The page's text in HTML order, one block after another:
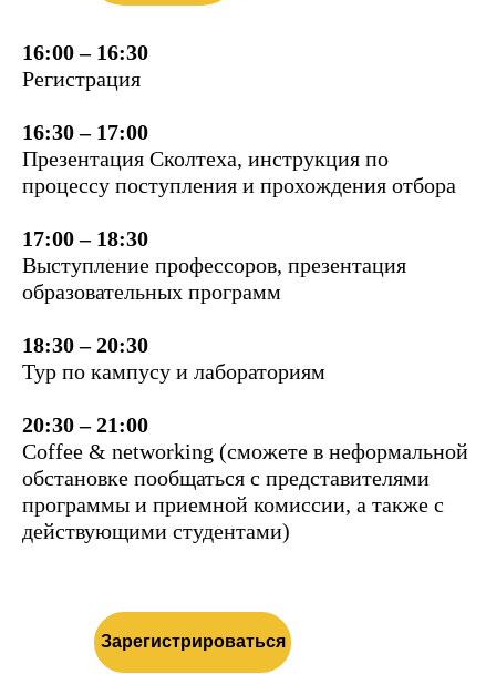
16:00 – 16:30
Регистрация
16:30–17:00
Презентация Сколтеха, инструкция по
процессу поступления и прохождения отбора
17:00–18:30
Выступление профессоров, презентация
образовательных программ
18:30 –20:30
Тур по кампусу и лабораториям
20:30 –21:00
Coffee & networking (сможете в неформальной
обстановке пообщаться с представителями
программы и приемной комиссии, а также с
действующими студентами)
Зарегистрироваться